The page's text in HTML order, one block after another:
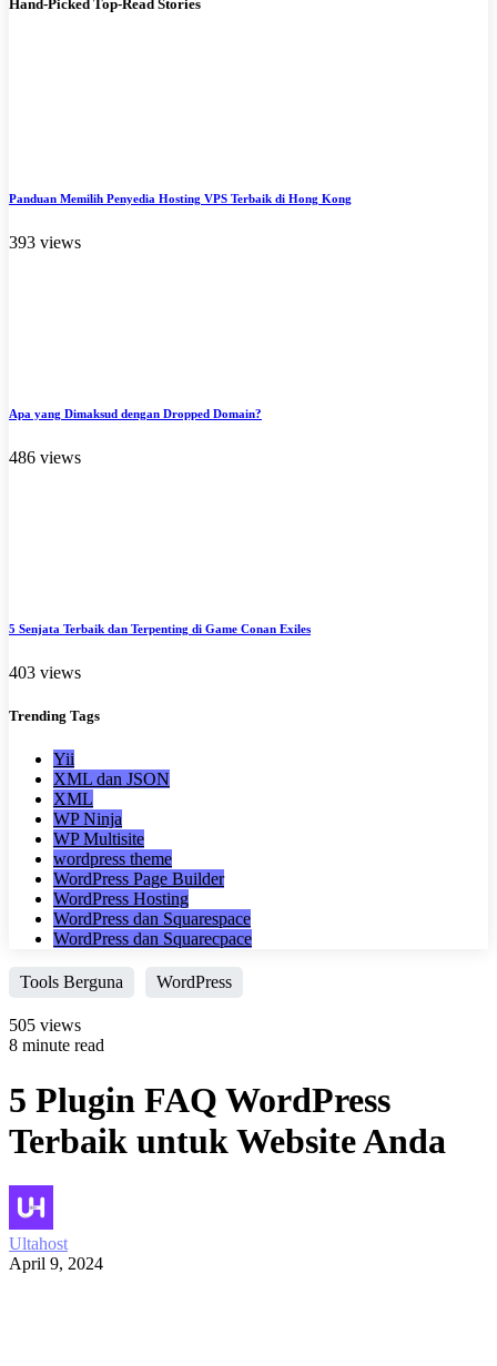
Hand-Picked Top-Read Stories
Panduan Memilih Penyedia Hosting VPS Terbaik di Hong Kong
393 views
Apa yang Dimaksud dengan Dropped Domain?
486 views
5 Senjata Terbaik dan Terpenting di Game Conan Exiles
403 views
Trending Tags
Yii
XML dan JSON
XML
WP Ninja
WP Multisite
wordpress theme
WordPress Page Builder
WordPress Hosting
WordPress dan Squarespace
WordPress dan Squarecpace
Tools Berguna WordPress
505 views
8 minute read
5 Plugin FAQ WordPress
Terbaik untuk Website Anda
Ultahost
April 9, 2024